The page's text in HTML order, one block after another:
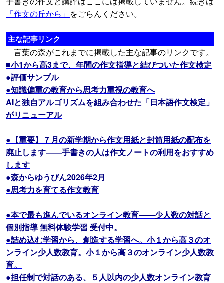
「作文の丘から」 をごらんください。
主な記事リンク
言葉の森がこれまでに掲載した主な記事のリンクです。
■小1から高3まで、年間の作文指導と結びついた作文検定
●評価サンプル
●知識偏重の教育から思考力重視の教育へ
AIと独自アルゴリズムを組み合わせた「日本語作文検定」
がリニューアル
●【重要】７月の新学期から作文用紙と封筒用紙の配布を
廃止します――手書きの人は作文ノートの利用をおすすめ
します
●森からゆうびん2026年2月
●思考力を育てる作文教育
●本で最も進んでいるオンライン教育――少人数の対話と
個別指導 無料体験学習 受付中。
●詰め込む学習から、創造する学習へ。小１から高３のオ
ンライン少人数教育。小１から高３のオンライン少人数教
育。
●担任制で対話のある、５人以内の少人数オンライン教育